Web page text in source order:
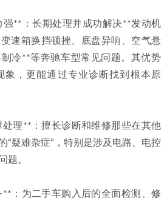
强**：长期处理并成功解决**发动机
速箱换挡顿挫、底盘异响、空气悬
冷**等奔驰车型常见问题。其优势
象，更能通过专业诊断找到根本原
理**：擅长诊断和维修那些在其他
“疑难杂症”，特别是涉及电路、电控
题。
：为二手车购入后的全面检测、修